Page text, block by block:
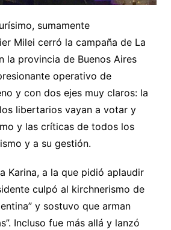
sumamente
Milei cerró la campaña de La
la provincia de Buenos Aires
operativo de
y con dos ejes muy claros: la
libertarios vayan a votar y
y las críticas de todos los
y a su gestión.
Karina, a la que pidió aplaudir
culpó al kirchnerismo de
y sostuvo que arman
Incluso fue más allá y lanzó